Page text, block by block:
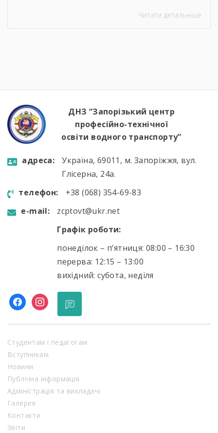
зустрічі студенти дізналися про особливості
загрозам;🔹 можливості професійного […]
Читати детальніше
ДНЗ “Запорізький центр
професійно-технічної
освіти водного транспорту”
aдресa:
Україна, 69011, м. Запоріжжя, вул.
Глісерна, 24а.
телефон:
+38 (068) 354-69-83
e-mail:
zcptovt@ukr.net
Графік роботи:
понеділок – п’ятниця: 08:00 – 16:30
перерва: 12:15 – 13:00
вихідний: субота, неділя
facebookinstagram
Студентам і педагогам
Вступникам
Новини
Публічна інформація
Адміністрація та викладачі
Галерея
Контакти
Звіти